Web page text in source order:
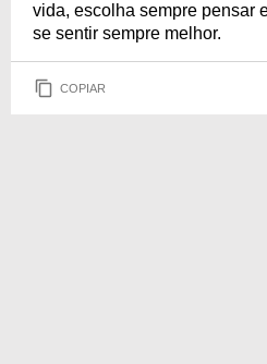
vida, escolha sempre pensar
se sentir sempre melhor.
COPIAR